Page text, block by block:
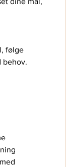
følge
behov.